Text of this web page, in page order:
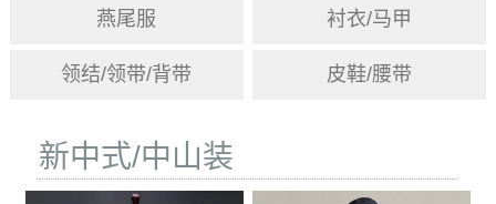
燕尾服 衬衣/马甲
领结/领带/背带 皮鞋/腰带
新中式/中山装